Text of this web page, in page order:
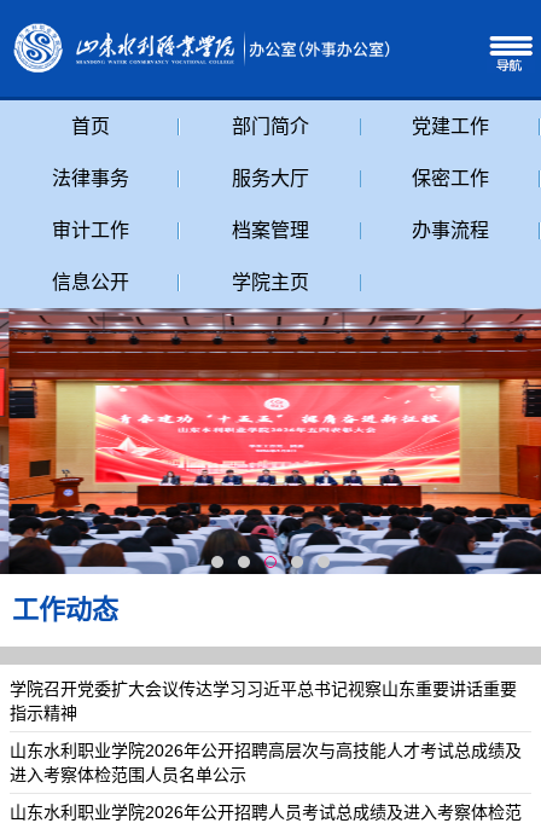
首页 部门简介 党建工作
法律事务 服务大厅 保密工作
审计工作 档案管理 办事流程
信息公开 学院主页
工作动态
学院召开党委扩大会议传达学习习近平总书记视察山东重要讲话重要
指示精神
山东水利职业学院2026年公开招聘高层次与高技能人才考试总成绩及
进入考察体检范围人员名单公示
山东水利职业学院2026年公开招聘人员考试总成绩及进入考察体检范